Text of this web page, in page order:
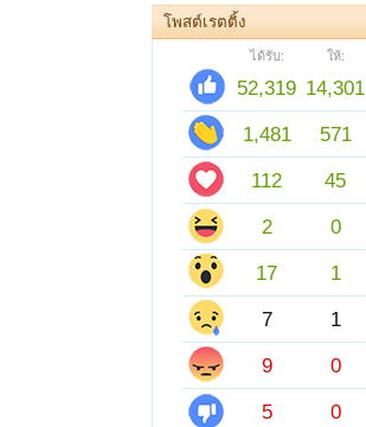
โพสต์เรตติ้ง
ได้รับ: ให้:
52,319 14,301
1,481
571
112
45
2
0
17
1
7
1
9
0
5
0